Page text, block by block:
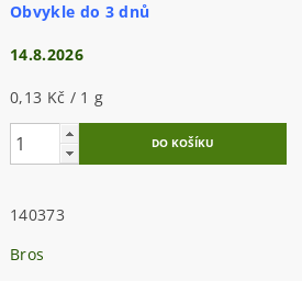
Obvykle do 3 dnů
14.8.2026
0,13 Kč / 1 g
140373
Bros